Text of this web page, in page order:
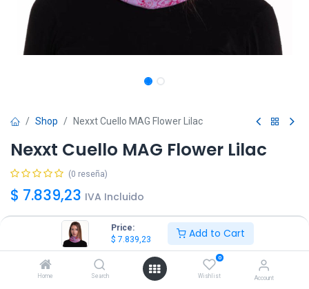
Price:
$ 7.839,23 Add to Cart
Home Search
0
Wishlist Account
Shop Nexxt Cuello MAG Flower Lilac
Nexxt Cuello MAG Flower Lilac
(0 reseña)
$ 7.839,23 IVA Incluido
Agregar Comprar ya!